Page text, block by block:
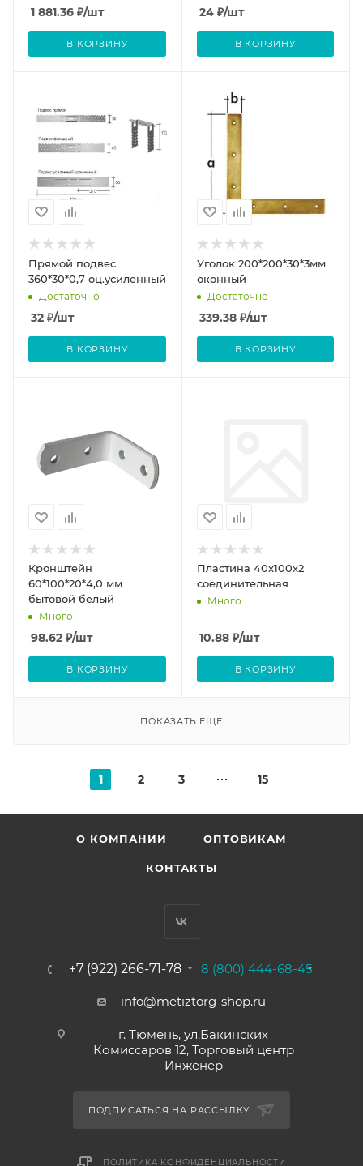
1 881.36 ₽/шт
В КОРЗИНУ
24₽/шт
В КОРЗИНУ
Прямой подвес
360*30*0,7 оц.усиленный
Достаточно
32 ₽/шт
В КОРЗИНУ
Уголок 200*200*30*3мм
оконный
Достаточно
339.38₽/шт
В КОРЗИНУ
Кронштейн
60*100*20*4,0 мм
бытовой белый
Много
98.62 ₽/шт
В КОРЗИНУ
Пластина 40х100х2
соединительная
Много
10.88₽/шт
В КОРЗИНУ
ПОКАЗАТЬ ЕЩЕ
1 2 3 15
О КОМПАНИИ ОПТОВИКАМ
КОНТАКТЫ
+7 (922) 266-71-78 8 (800) 444-68-45
info@metiztorg-shop.ru
г. Тюмень, ул.Бакинских
Комиссаров 12, Торговый центр
Инженер
ПОДПИСАТЬСЯ НА РАССЫЛКУ
ПОЛИТИКА КОНФИДЕНЦИАЛЬНОСТИ